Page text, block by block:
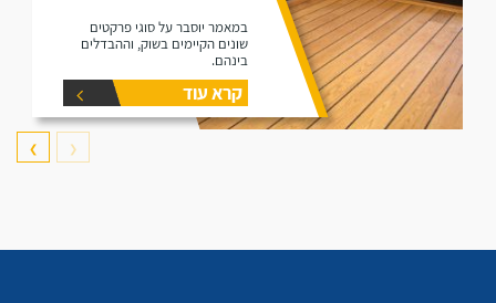
במאמר יוסבר על סוגי פרקטים
שונים הקיימים בשוק, וההבדלים
בינהם.
קרא עוד
❮
❯